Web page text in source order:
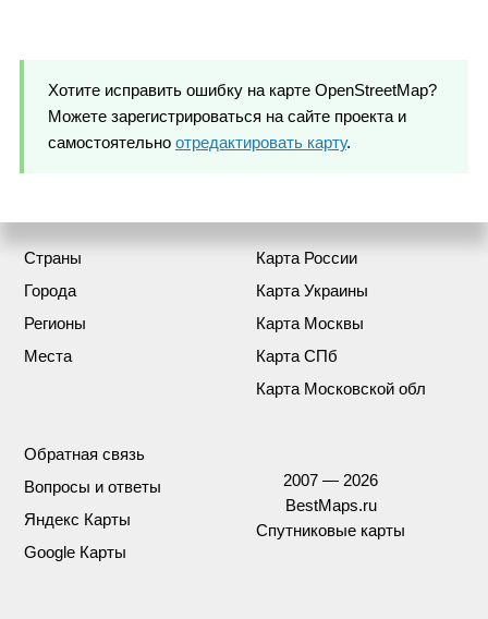
Хотите исправить ошибку на карте OpenStreetMap?
Можете зарегистрироваться на сайте проекта и
самостоятельно отредактировать карту.
Страны
Города
Регионы
Места
Карта России
Карта Украины
Карта Москвы
Карта СПб
Карта Московской обл
Обратная связь
Вопросы и ответы
Яндекс Карты
Google Карты
2007 — 2026
BestMaps.ru
Спутниковые карты